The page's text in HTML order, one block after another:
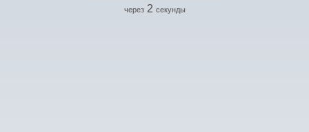
через 2 секунды